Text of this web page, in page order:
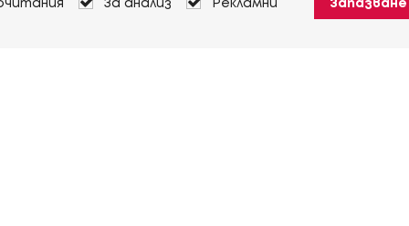
За анализ Рекламни